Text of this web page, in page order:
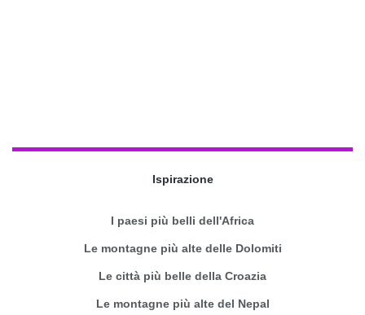
Ispirazione
I paesi più belli dell'Africa
Le montagne più alte delle Dolomiti
Le città più belle della Croazia
Le montagne più alte del Nepal